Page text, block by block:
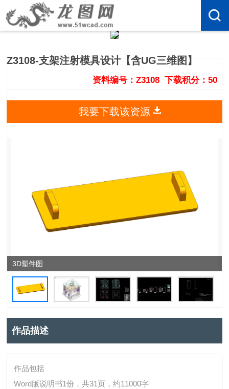
Z3108-支架注射模具设计【含UG三维图】
下载积分：50
资料编号：Z3108
我要下载该资源
3D塑件图
作品描述
作品包括
Word版说明书1份，共31页，约11000字